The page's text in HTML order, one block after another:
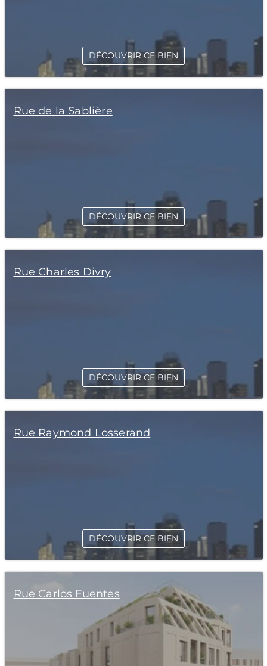
DÉCOUVRIR CE BIEN
Rue de la Sablière
DÉCOUVRIR CE BIEN
Rue Charles Divry
DÉCOUVRIR CE BIEN
Rue Raymond Losserand
DÉCOUVRIR CE BIEN
Rue Carlos Fuentes